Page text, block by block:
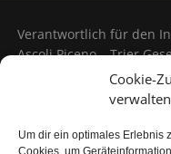
Cookie-
verwalten
Um dir ein optimales Erlebnis
Cookies, um
Verantwortlich für den
Ascoli Piceno – Trier
Amtsgericht Wittlich: VR
Partner und Sponsoren